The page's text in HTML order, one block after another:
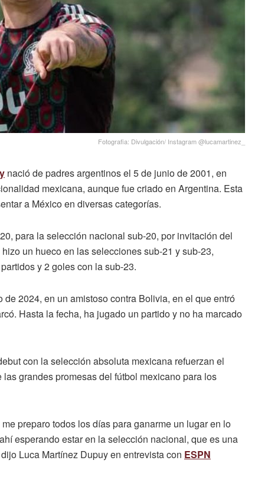
Fotografia: Divulgación/ Instagram @lucamartinez_
nació de padres argentinos el 5 de junio de 2001, en
mexicana, aunque fue criado en Argentina. Esta
a México en diversas categorías.
para la selección nacional sub-20, por invitación del
un hueco en las selecciones sub-21 y sub-23,
y 2 goles con la sub-23.
2024, en un amistoso contra Bolivia, en el que entró
Hasta la fecha, ha jugado un partido y no ha marcado
con la selección absoluta mexicana refuerzan el
grandes promesas del fútbol mexicano para los
preparo todos los días para ganarme un lugar en lo
esperando estar en la selección nacional, que es una
Luca Martínez Dupuy en entrevista con ESPN